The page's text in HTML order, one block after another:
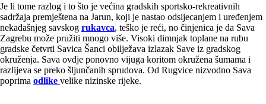
Je li tome razlog i to što je većina gradskih sportsko-rekreativnih
sadržaja premještena na Jarun, koji je nastao odsijecanjem i uređenjem
nekadašnjeg savskog rukavca, teško je reći, no činjenica je da Sava
Zagrebu može pružiti mnogo više. Visoki dimnjak toplane na rubu
gradske četvrti Savica Šanci obilježava izlazak Save iz gradskog
okruženja. Sava ovdje ponovno vijuga koritom okružena šumama i
razlijeva se preko šljunčanih sprudova. Od Rugvice nizvodno Sava
poprima odlike velike nizinske rijeke.